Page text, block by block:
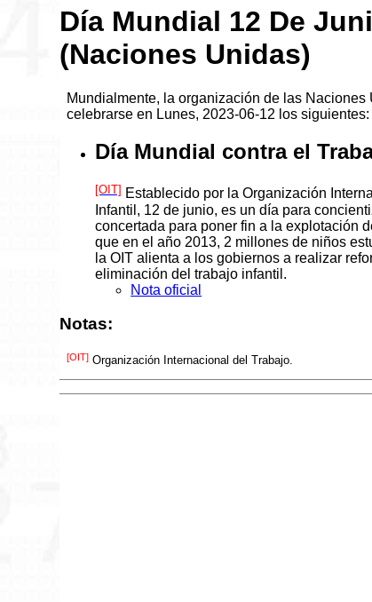
Día Mundial 12 De
(Naciones Unidas)
Mundialmente, la organización de las
celebrarse en Lunes, 2023-06-12 los siguientes:
Día Mundial contra el
[OIT]Establecido por la Organización
Infantil, 12 de junio, es un día para
concertada para poner fin a la explotación
que en el año 2013, 2 millones de niños
la OIT alienta a los gobiernos a realizar
eliminación del trabajo infantil.
Nota oficial
Notas:
[OIT] Organización Internacional del Trabajo.